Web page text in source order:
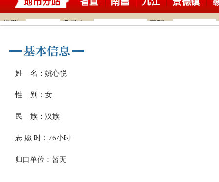
姓 名：姚心悦
性 别：女
民 族：汉族
志 愿 时：76小时
归口单位：暂无